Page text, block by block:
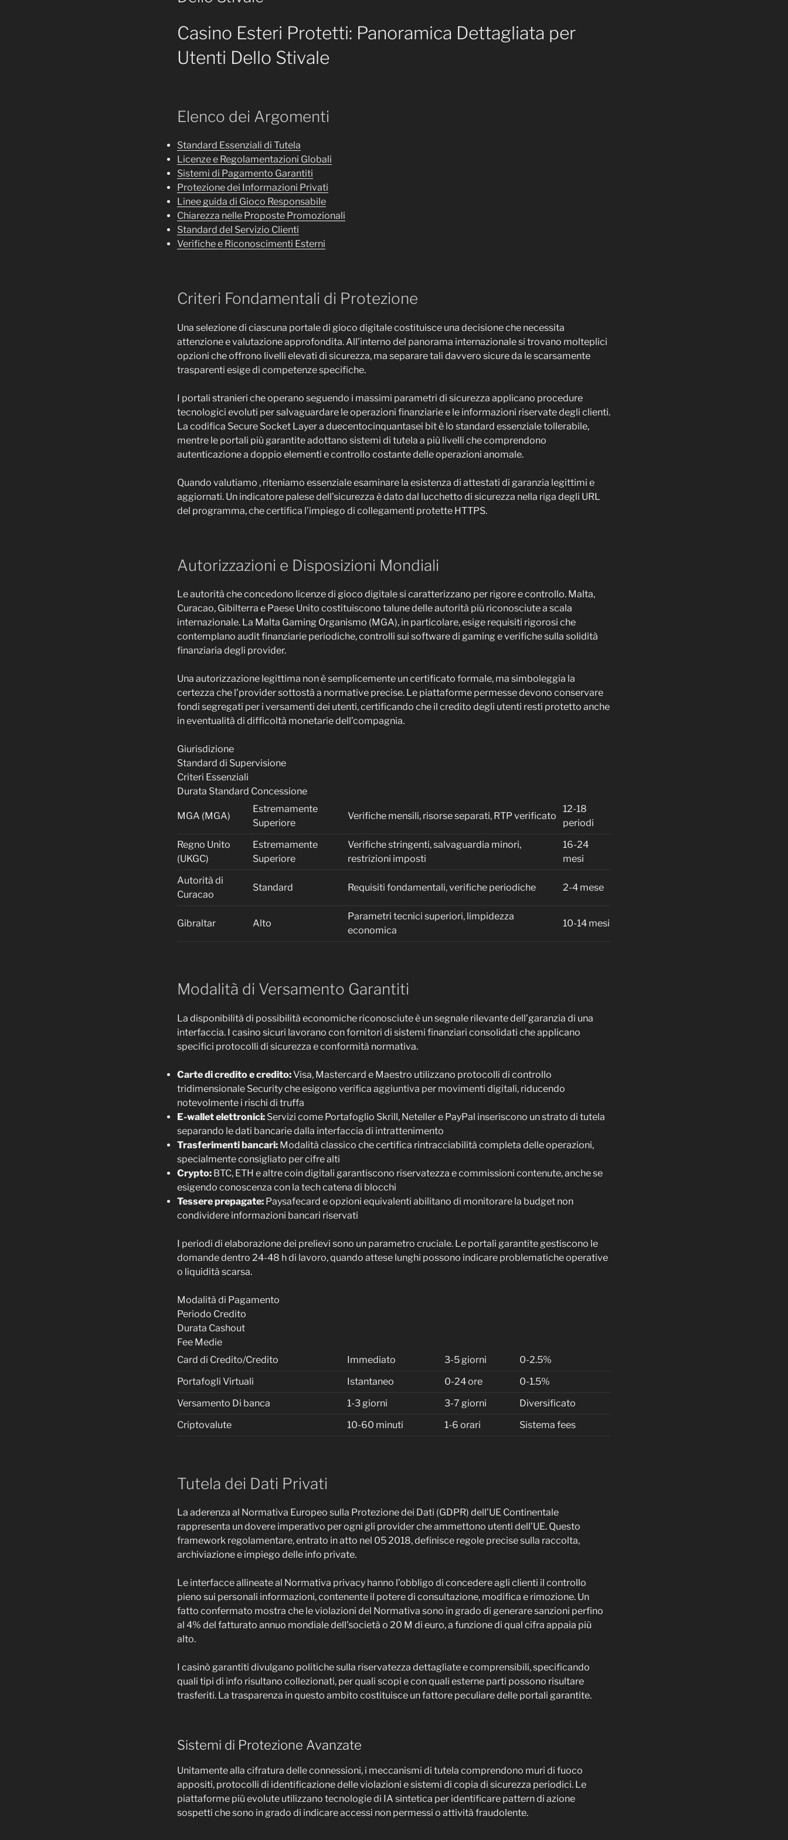
Casino Esteri Protetti: Panoramica Dettagliata per
Utenti Dello Stivale
Elenco dei Argomenti
Standard Essenziali di Tutela
Licenze e Regolamentazioni Globali
Sistemi di Pagamento Garantiti
Protezione dei Informazioni Privati
Linee guida di Gioco Responsabile
Chiarezza nelle Proposte Promozionali
Standard del Servizio Clienti
Verifiche e Riconoscimenti Esterni
Criteri Fondamentali di Protezione
Una selezione di ciascuna portale di gioco digitale costituisce una decisione che necessita
attenzione e valutazione approfondita. All’interno del panorama internazionale si trovano molteplici
opzioni che offrono livelli elevati di sicurezza, ma separare tali davvero sicure da le scarsamente
trasparenti esige di competenze specifiche.
I portali stranieri che operano seguendo i massimi parametri di sicurezza applicano procedure
tecnologici evoluti per salvaguardare le operazioni finanziarie e le informazioni riservate degli clienti.
La codifica Secure Socket Layer a duecentocinquantasei bit è lo standard essenziale tollerabile,
mentre le portali più garantite adottano sistemi di tutela a più livelli che comprendono
autenticazione a doppio elementi e controllo costante delle operazioni anomale.
Quando valutiamo , riteniamo essenziale esaminare la esistenza di attestati di garanzia legittimi e
aggiornati. Un indicatore palese dell’sicurezza è dato dal lucchetto di sicurezza nella riga degli URL
del programma, che certifica l’impiego di collegamenti protette HTTPS.
Autorizzazioni e Disposizioni Mondiali
Le autorità che concedono licenze di gioco digitale si caratterizzano per rigore e controllo. Malta,
Curacao, Gibilterra e Paese Unito costituiscono talune delle autorità più riconosciute a scala
internazionale. La Malta Gaming Organismo (MGA), in particolare, esige requisiti rigorosi che
contemplano audit finanziarie periodiche, controlli sui software di gaming e verifiche sulla solidità
finanziaria degli provider.
Una autorizzazione legittima non è semplicemente un certificato formale, ma simboleggia la
certezza che l’provider sottostà a normative precise. Le piattaforme permesse devono conservare
fondi segregati per i versamenti dei utenti, certificando che il credito degli utenti resti protetto anche
in eventualità di difficoltà monetarie dell’compagnia.
Giurisdizione
Standard di Supervisione
Criteri Essenziali
Durata Standard Concessione
MGA (MGA)
Estremamente
Superiore
Verifiche mensili, risorse separati, RTP verificato
12-18
periodi
Regno Unito
(UKGC)
Estremamente
Superiore
Verifiche stringenti, salvaguardia minori,
restrizioni imposti
16-24
mesi
Autorità di
Curacao
Standard Requisiti fondamentali, verifiche periodiche 2-4 mese
Gibraltar Alto
Parametri tecnici superiori, limpidezza
economica
10-14 mesi
Modalità di Versamento Garantiti
La disponibilità di possibilità economiche riconosciute è un segnale rilevante dell’garanzia di una
interfaccia. I casino sicuri lavorano con fornitori di sistemi finanziari consolidati che applicano
specifici protocolli di sicurezza e conformità normativa.
Carte di credito e credito:Visa, Mastercard e Maestro utilizzano protocolli di controllo
tridimensionale Security che esigono verifica aggiuntiva per movimenti digitali, riducendo
notevolmente i rischi di truffa
E-wallet elettronici: Servizi come Portafoglio Skrill, Neteller e PayPal inseriscono un strato di tutela
separando le dati bancarie dalla interfaccia di intrattenimento
Trasferimenti bancari: Modalità classico che certifica rintracciabilità completa delle operazioni,
specialmente consigliato per cifre alti
Crypto: BTC, ETH e altre coin digitali garantiscono riservatezza e commissioni contenute, anche se
esigendo conoscenza con la tech catena di blocchi
Tessere prepagate: Paysafecard e opzioni equivalenti abilitano di monitorare la budget non
condividere informazioni bancari riservati
I periodi di elaborazione dei prelievi sono un parametro cruciale. Le portali garantite gestiscono le
domande dentro 24-48 h di lavoro, quando attese lunghi possono indicare problematiche operative
o liquidità scarsa.
Modalità di Pagamento
Periodo Credito
Durata Cashout
Fee Medie
Card di Credito/Credito
Immediato 3-5 giorni
0-2.5%
Portafogli Virtuali
Istantaneo 0-24 ore
0-1.5%
Versamento Di banca
1-3 giorni 3-7 giorni
Diversificato
Criptovalute
10-60 minuti 1-6 orari Sistema fees
Tutela dei Dati Privati
La aderenza al Normativa Europeo sulla Protezione dei Dati (GDPR) dell’UE Continentale
rappresenta un dovere imperativo per ogni gli provider che ammettono utenti dell’UE. Questo
framework regolamentare, entrato in atto nel 05 2018, definisce regole precise sulla raccolta,
archiviazione e impiego delle info private.
Le interfacce allineate al Normativa privacy hanno l’obbligo di concedere agli clienti il controllo
pieno sui personali informazioni, contenente il potere di consultazione, modifica e rimozione. Un
fatto confermato mostra che le violazioni del Normativa sono in grado di generare sanzioni perfino
al 4% del fatturato annuo mondiale dell’società o 20 M di euro, a funzione di qual cifra appaia più
alto.
I casinò garantiti divulgano politiche sulla riservatezza dettagliate e comprensibili, specificando
quali tipi di info risultano collezionati, per quali scopi e con quali esterne parti possono risultare
trasferiti. La trasparenza in questo ambito costituisce un fattore peculiare delle portali garantite.
Sistemi di Protezione Avanzate
Unitamente alla cifratura delle connessioni, i meccanismi di tutela comprendono muri di fuoco
appositi, protocolli di identificazione delle violazioni e sistemi di copia di sicurezza periodici. Le
piattaforme più evolute utilizzano tecnologie di IA sintetica per identificare pattern di azione
sospetti che sono in grado di indicare accessi non permessi o attività fraudolente.